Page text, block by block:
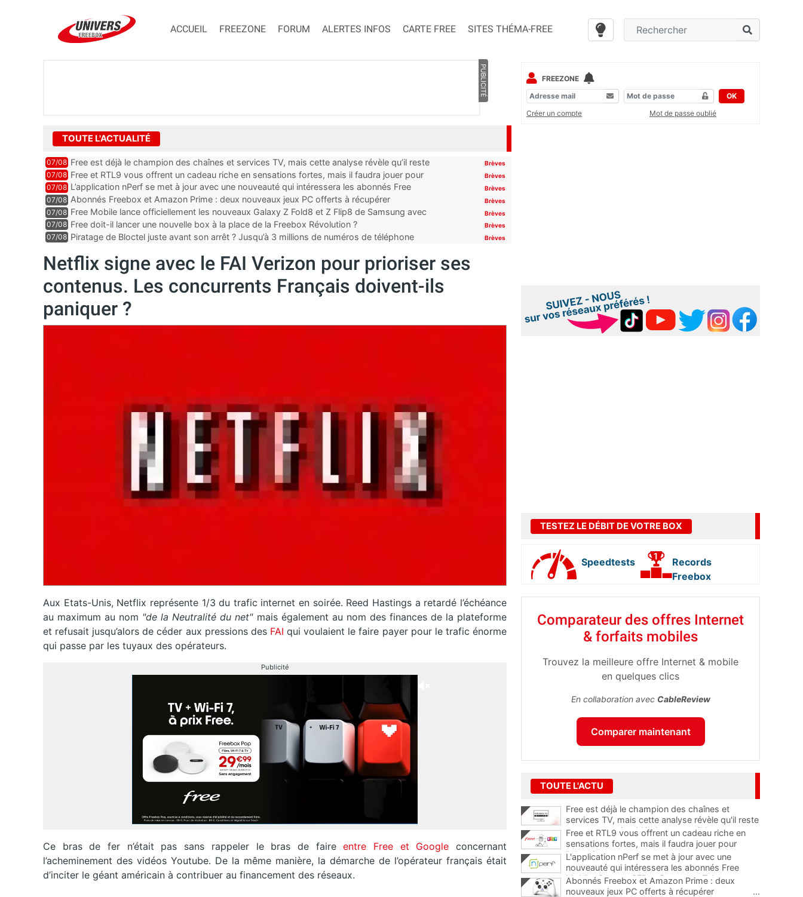
ACCUEIL FREEZONE FORUM ALERTES INFOS CARTE FREE SITES THÉMA-FREE
PUBLICITÉ
TOUTE L'ACTUALITÉ
07/08 Free est déjà le champion des chaînes et services TV, mais cette analyse révèle qu’il reste
encore au moin...
Brèves
07/08 Free et RTL9 vous offrent un cadeau riche en sensations fortes, mais il faudra jouer pour
l’obtenir
Brèves
07/08 L’application nPerf se met à jour avec une nouveauté qui intéressera les abonnés Free
Mobile, Orange, SFR ...
Brèves
07/08 Abonnés Freebox et Amazon Prime : deux nouveaux jeux PC offerts à récupérer Brèves
07/08 Free Mobile lance officiellement les nouveaux Galaxy Z Fold8 et Z Flip8 de Samsung avec
des promos et des cadeaux
Brèves
07/08 Free doit-il lancer une nouvelle box à la place de la Freebox Révolution ? Brèves
07/08 Piratage de Bloctel juste avant son arrêt ? Jusqu’à 3 millions de numéros de téléphone
Brèves
Netflix signe avec le FAI Verizon pour prioriser ses
contenus. Les concurrents Français doivent-ils
paniquer ?
Aux Etats-Unis, Netflix représente 1/3 du trafic internet en soirée. Reed Hastings a retardé l’échéance
au maximum au nom "de la Neutralité du net"mais également au nom des finances de la plateforme
et refusait jusqu’alors de céder aux pressions desFAIqui voulaient le faire payer pour le trafic énorme
qui passe par les tuyaux des opérateurs.
Publicité
Ce bras de fer n’était pas sans rappeler le bras de faireentre Free et Google concernant
l’acheminement des vidéos Youtube. De la même manière, la démarche de l’opérateur français était
d’inciter le géant américain à contribuer au financement des réseaux.
FREEZONE
OK
Créer un compte
Mot de passe oublié
TESTEZ LE DÉBIT DE VOTRE BOX
Speedtests
Records
Freebox
Comparateur des offres Internet
& forfaits mobiles
Trouvez la meilleure offre Internet & mobile
en quelques clics
En collaboration avec CableReview
Comparer maintenant
TOUTE L'ACTU
Free est déjà le champion des chaînes et
services TV, mais cette analyse révèle qu'il reste
encore au moins 141 ajouts possibles
Free et RTL9 vous offrent un cadeau riche en
sensations fortes, mais il faudra jouer pour
l'obtenir
L'application nPerf se met à jour avec une
nouveauté qui intéressera les abonnés Free
Mobile, Orange, SFR et Bouygues Telecom
Abonnés Freebox et Amazon Prime : deux
nouveaux jeux PC offerts à récupérer
...